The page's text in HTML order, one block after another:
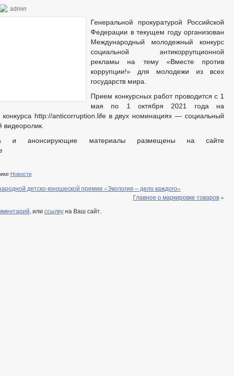
admin
Генеральной прокуратурой Российской
Федерации в текущем году организован
Международный молодежный конкурс
социальной антикоррупционной
рекламы на тему «Вместе против
коррупции!» для молодежи из всех
государств мира.
Прием конкурсных работ проводится с 1
мая по 1 октября 2021 года на
http://anticorruption.life в двух номинациях — социальный
видеоролик.
и анонсирующие материалы размещены на сайте
Новости
детско-юношеской премии «Экология – дело каждого»
Главное о маркировке товаров »
, или ссылкуна Ваш сайт.